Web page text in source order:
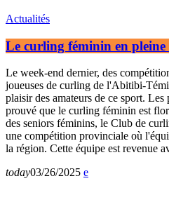
Actualités
Le curling féminin en pleine
Le week-end dernier, des
joueuses de curling de l'Abitibi-
plaisir des amateurs de ce sport.
prouvé que le curling féminin est
des seniors féminins, le Club de
une compétition provinciale où
la région. Cette équipe est revenue
today03/26/2025